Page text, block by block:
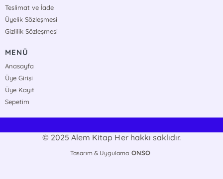
Teslimat ve İade
Üyelik Sözleşmesi
Gizlilik Sözleşmesi
MENÜ
Anasayfa
Üye Girişi
Üye Kayıt
Sepetim
© 2025 Alem Kitap Her hakkı saklıdır.
Tasarım & Uygulama ONSO